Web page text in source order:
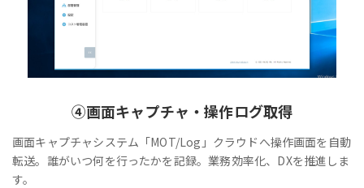
④画面キャプチャ・操作ログ取得
画面キャプチャシステム「MOT/Log」クラウドへ操作画面を自動
転送。誰がいつ何を行ったかを記録。業務効率化、DXを推進しま
す。